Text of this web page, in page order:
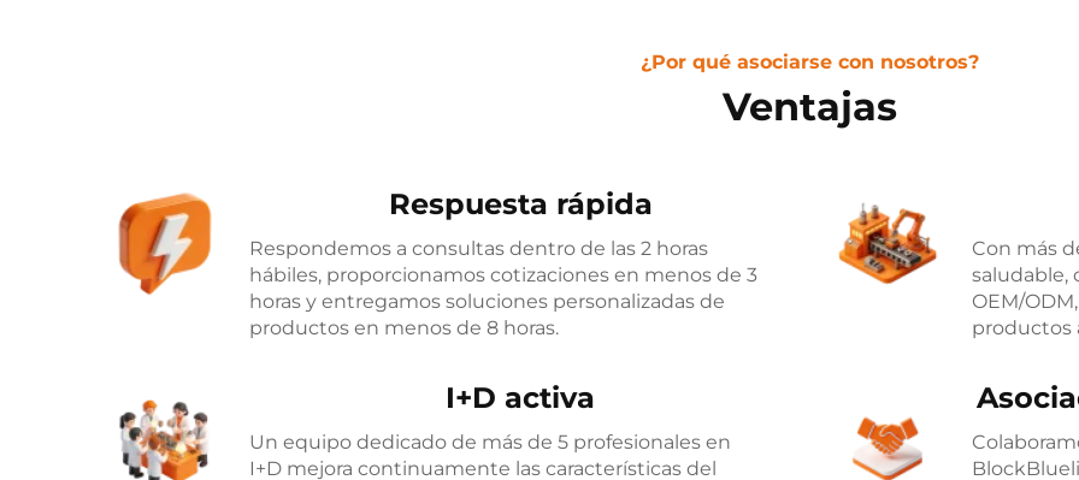
¿Por qué asociarse con nosotros?
Ventajas
Respuesta rápida
Respondemos a consultas dentro de las 2 horas
hábiles, proporcionamos cotizaciones en menos de 3
horas y entregamos soluciones personalizadas de
productos en menos de 8 horas.
Con más
saludable,
OEM/
productos
I+D activa
Un equipo dedicado de más de 5 profesionales en
I+D mejora continuamente las características del